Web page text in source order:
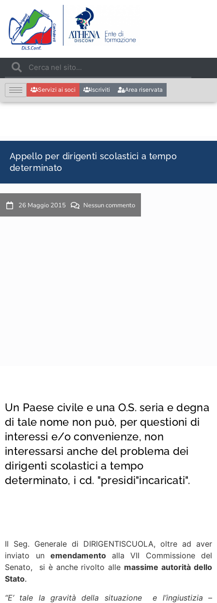
Servizi ai soci Iscriviti Area riservata
Appello per dirigenti scolastici a tempo
determinato
26 Maggio 2015 Nessun commento
Un Paese civile e una O.S. seria e degna
di tale nome non può, per questioni di
interessi e/o convenienze, non
interessarsi anche del problema dei
dirigenti scolastici a tempo
determinato, i cd. "presidi"incaricati".
Il Seg. Generale di DIRIGENTISCUOLA, oltre ad aver
inviato un emendamento alla VII Commissione del
Senato, si è anche rivolto alle massime autorità dello
Stato.
“E’ tale la gravità della situazione e l’ingiustizia –